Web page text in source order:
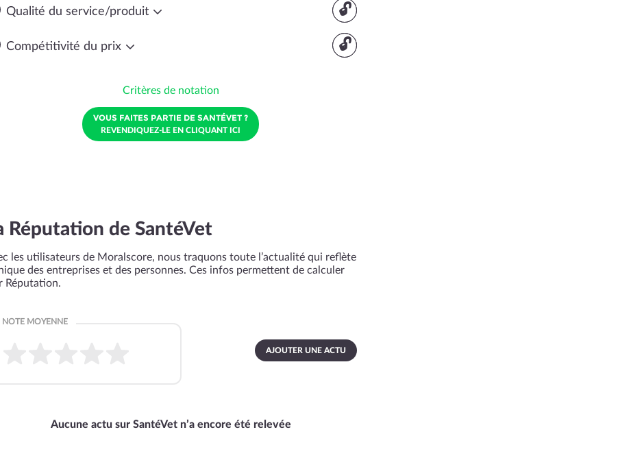
🔓
Qualité du service/produit
🔓
Compétitivité du prix
Critères de notation
VOUS FAITES PARTIE DE SANTÉVET ?
REVENDIQUEZ-LE EN CLIQUANT ICI
Réputation de SantéVet
les utilisateurs de Moralscore, nous traquons toute l’actualité qui reflète
des entreprises et des personnes. Ces infos permettent de calculer
Réputation.
AJOUTER UNE ACTU
Aucune actu sur SantéVet n’a encore été relevée